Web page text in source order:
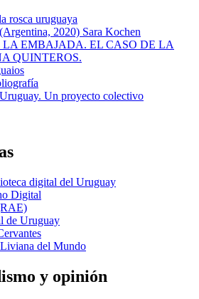
rosca uruguaya
2020) Sara Kochen
LA EMBAJADA. EL CASO DE LA
QUINTEROS.
Un proyecto colectivo
digital del Uruguay
Digital
de Uruguay
del Mundo
y opinión